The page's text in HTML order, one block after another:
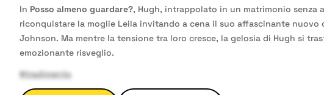
In Posso almeno guardare?, Hugh, intrappolato in un matrimonio senza
riconquistare la moglie Leila invitando a cena il suo affascinante nuovo
Johnson. Ma mentre la tensione tra loro cresce, la gelosia di Hugh si
emozionante risveglio.
#tradimento